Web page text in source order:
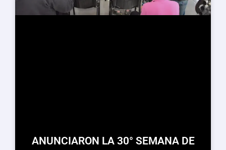
ANUNCIARON LA 30° SEMANA DE